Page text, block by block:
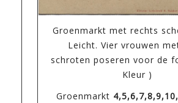
Groenmarkt met rechts
Leicht. Vier vrouwen
schroten poseren voor de
Kleur )
Groenmarkt